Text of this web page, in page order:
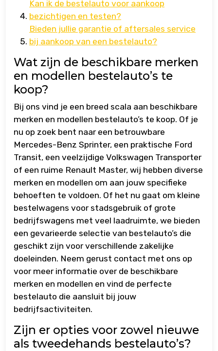
Kan ik de bestelauto voor aankoop
bezichtigen en testen?
Bieden jullie garantie of aftersales service
bij aankoop van een bestelauto?
Wat zijn de beschikbare merken
en modellen bestelauto’s te
koop?
Bij ons vind je een breed scala aan beschikbare
merken en modellen bestelauto’s te koop. Of je
nu op zoek bent naar een betrouwbare
Mercedes-Benz Sprinter, een praktische Ford
Transit, een veelzijdige Volkswagen Transporter
of een ruime Renault Master, wij hebben diverse
merken en modellen om aan jouw specifieke
behoeften te voldoen. Of het nu gaat om kleine
bestelwagens voor stadsgebruik of grote
bedrijfswagens met veel laadruimte, we bieden
een gevarieerde selectie van bestelauto’s die
geschikt zijn voor verschillende zakelijke
doeleinden. Neem gerust contact met ons op
voor meer informatie over de beschikbare
merken en modellen en vind de perfecte
bestelauto die aansluit bij jouw
bedrijfsactiviteiten.
Zijn er opties voor zowel nieuwe
als tweedehands bestelauto’s?